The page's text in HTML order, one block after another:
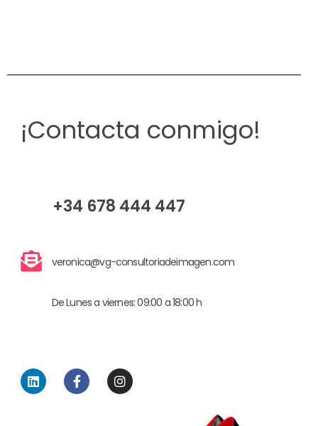
¡Contacta conmigo!
+34 678 444 447
veronica@vg-consultoriadeimagen.com
De Lunes a viernes: 09:00 a 18:00 h